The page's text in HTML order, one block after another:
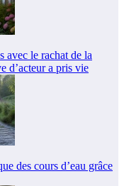
avec le rachat de la
d’acteur a pris vie
des cours d’eau grâce